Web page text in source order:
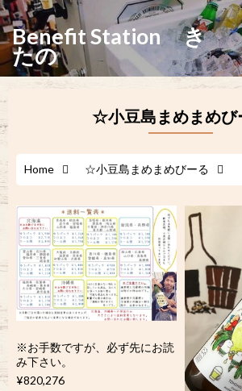
Benefit Station き
たの
☆小豆島まめまめび
Home ☆小豆島まめまめびーる
※お手数ですが、必ず先にお読
み下さい。
¥820,276